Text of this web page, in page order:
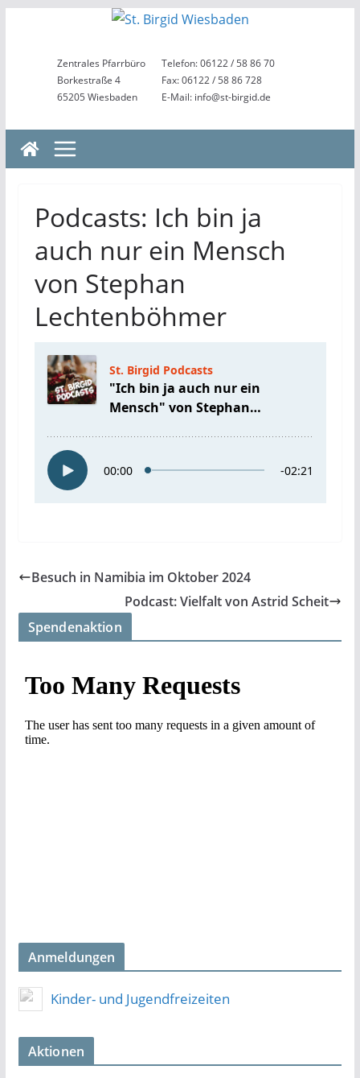
springenZentrales Pfarrbüro
Borkestraße 4
65205 Wiesbaden
Telefon: 06122 / 58 86 70
Fax: 06122 / 58 86 728
E-Mail: info@st-birgid.de
Podcasts: Ich bin ja
auch nur ein Mensch
von Stephan
Lechtenböhmer
Besuch in Namibia im Oktober 2024
Podcast: Vielfalt von Astrid Scheit
Spendenaktion
Anmeldungen
Kinder- und Jugendfreizeiten
Aktionen